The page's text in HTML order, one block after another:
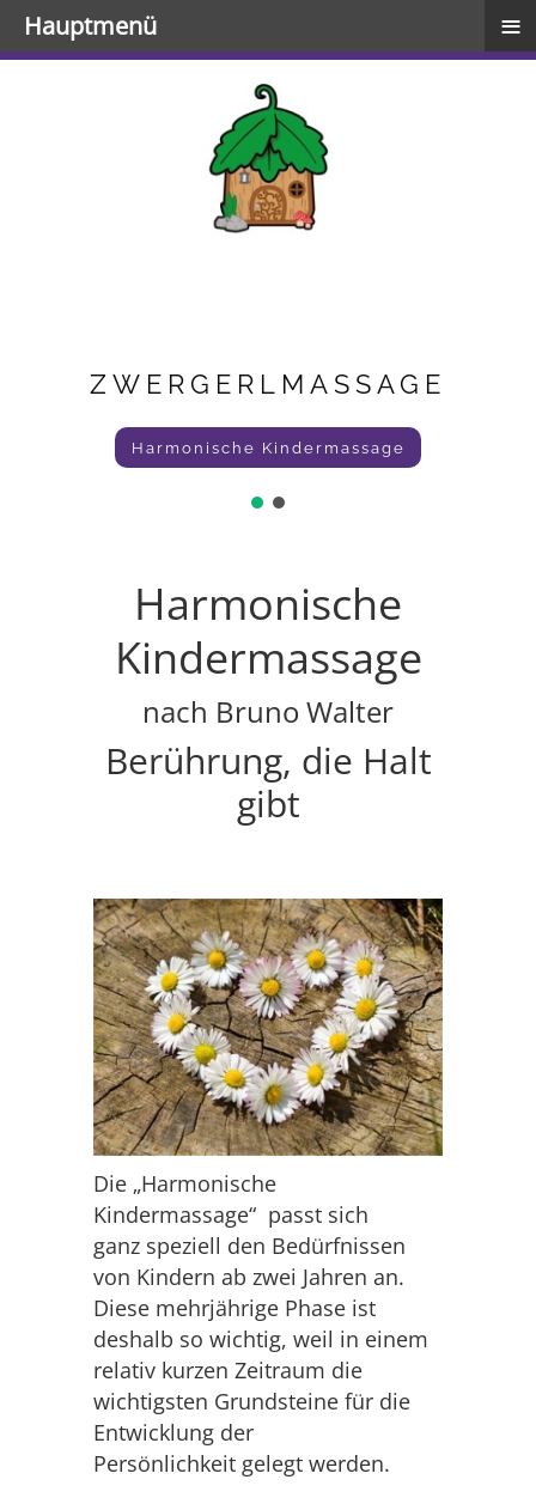
ZWERGERLMASSAGE
Harmonische Kindermassage
Harmonische
Kindermassage
nach Bruno Walter
Berührung, die Halt
gibt
Die „Harmonische
Kindermassage“ passt sich
ganz speziell den Bedürfnissen
von Kindern ab zwei Jahren an.
Diese mehrjährige Phase ist
deshalb so wichtig, weil in einem
relativ kurzen Zeitraum die
wichtigsten Grundsteine für die
Entwicklung der
Persönlichkeit gelegt werden.
Hauptmenü ≡